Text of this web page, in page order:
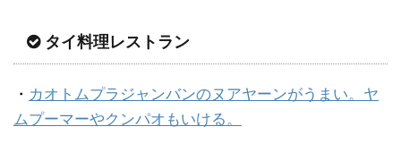
タイ料理レストラン
・ カオトムプラジャンバンのヌアヤーンがうまい。ヤ
ムプーマーやクンパオもいける。